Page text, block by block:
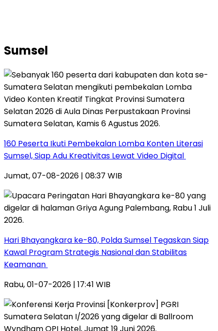
Sumsel
160 Peserta Ikuti Pembekalan Lomba Konten Literasi
Sumsel, Siap Adu Kreativitas Lewat Video Digital ‎
Jumat, 07-08-2026 | 08:37 WIB
Hari Bhayangkara ke-80, Polda Sumsel Tegaskan Siap
Kawal Program Strategis Nasional dan Stabilitas
Keamanan ‎
Rabu, 01-07-2026 | 17:41 WIB